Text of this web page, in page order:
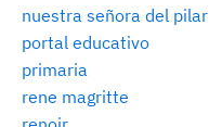
nuestra señora del pilar
portal educativo
primaria
rene magritte